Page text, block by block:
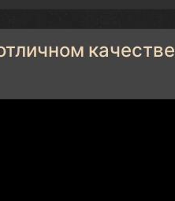
качестве